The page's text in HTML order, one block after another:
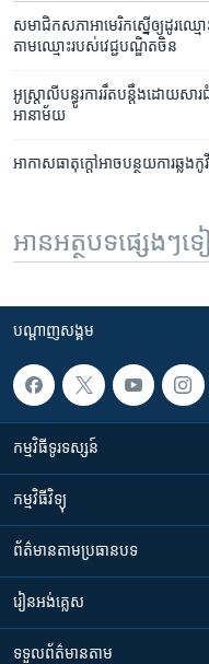
សមាជិក​សភា​អាមេរិក​ស្នើ​ឲ្យ​ដូរឈ្ម
តាម​ឈ្មោះ​របស់​វេជ្ជបណ្ឌិត​ចិន​
អូស្ត្រាលី​បន្ធូរ​ការ​រឹត​បន្តឹងដោយសារ​
អានាម័យ
អាកាសធាតុ​ក្តៅ​អាច​បន្ថយ​ការ​ឆ្ល
អានអត្ថបទផ្សេងៗទ
បណ្តាញ​សង្គម
កម្មវិធី​ទូរទស្សន៍
កម្មវិធី​វិទ្យុ
ព័ត៌មាន​តាមប្រធានបទ​
រៀន​​អង់គ្លេស
ទទួល​ព័ត៌មាន​តាម